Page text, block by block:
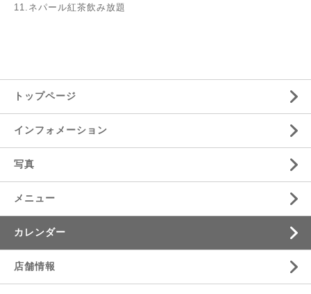
11.ネパール紅茶飲み放題
トップページ
インフォメーション
写真
メニュー
カレンダー
店舗情報